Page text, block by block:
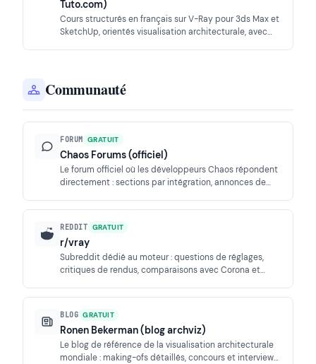
Tuto.com)
Cours structurés en français sur V-Ray pour 3ds Max et
SketchUp, orientés visualisation architecturale, avec
Communauté
FORUM GRATUIT
Chaos Forums (officiel)
Le forum officiel où les développeurs Chaos répondent
directement : sections par intégration, annonces de
REDDIT GRATUIT
r/vray
Subreddit dédié au moteur : questions de réglages,
critiques de rendus, comparaisons avec Corona et
BLOG GRATUIT
Ronen Bekerman (blog archviz)
Le blog de référence de la visualisation architecturale
mondiale : making-ofs détaillés, concours et interviews